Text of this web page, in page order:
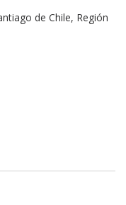
de Chile, Región